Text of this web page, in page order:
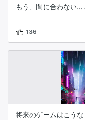
もう、間に合わない
136
将来のゲームはこう